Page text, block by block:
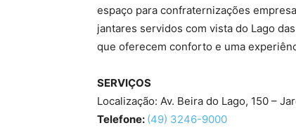
espaço para confraternizações
jantares servidos com vista do Lago
que oferecem conforto e uma
SERVIÇOS
Localização: Av. Beira do Lago, 150 –
Telefone: (49) 3246-9000